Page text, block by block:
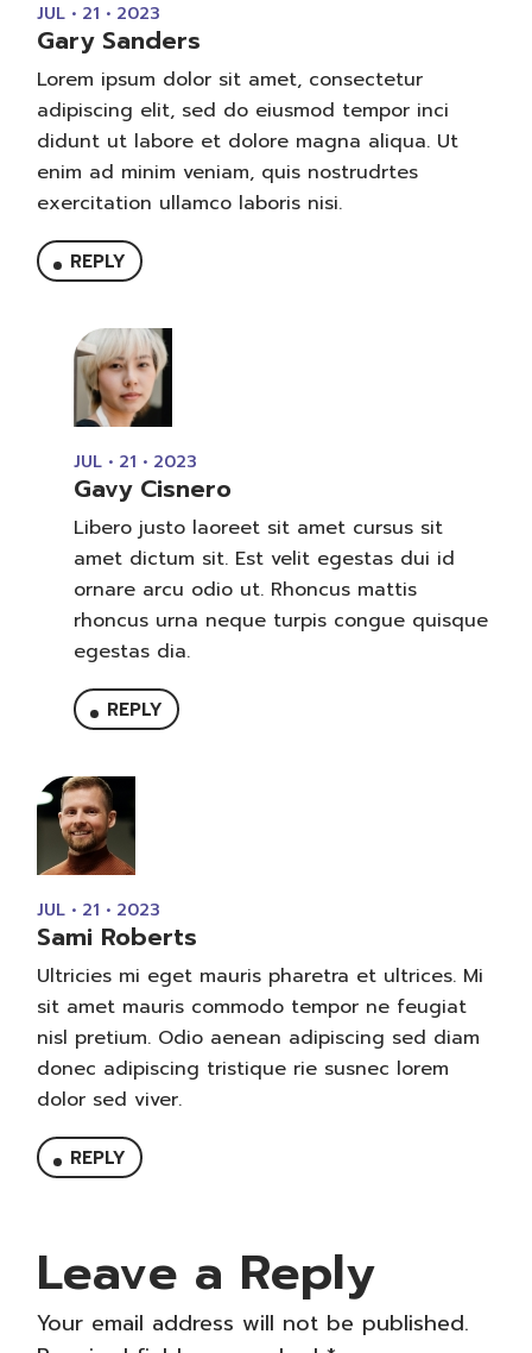
JUL • 21 • 2023
Gary Sanders
Lorem ipsum dolor sit amet, consectetur
adipiscing elit, sed do eiusmod tempor inci
didunt ut labore et dolore magna aliqua. Ut
enim ad minim veniam, quis nostrudrtes
exercitation ullamco laboris nisi.
REPLY
JUL • 21 • 2023
Gavy Cisnero
Libero justo laoreet sit amet cursus sit
amet dictum sit. Est velit egestas dui id
ornare arcu odio ut. Rhoncus mattis
rhoncus urna neque turpis congue quisque
egestas dia.
REPLY
JUL • 21 • 2023
Sami Roberts
Ultricies mi eget mauris pharetra et ultrices. Mi
sit amet mauris commodo tempor ne feugiat
nisl pretium. Odio aenean adipiscing sed diam
donec adipiscing tristique rie susnec lorem
dolor sed viver.
REPLY
Leave a Reply
Your email address will not be published.